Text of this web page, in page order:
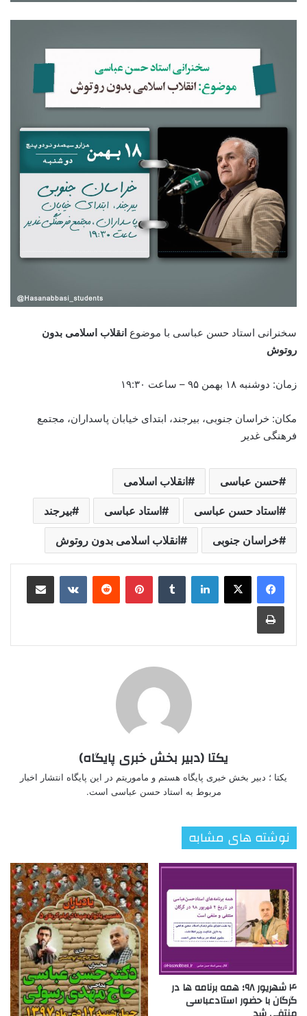
سخنرانی استاد حسن عباسی با موضوع انقلاب اسلامی بدون
روتوش
زمان: دوشنبه ۱۸ بهمن ۹۵ – ساعت ۱۹:۳۰
مکان: خراسان جنوبی، بیرجند، ابتدای خیابان پاسداران، مجتمع
فرهنگی غدیر
حسن عباسی انقلاب اسلامی
استاد حسن عباسی استاد عباسی بیرجند
خراسان جنوبی انقلاب اسلامی بدون روتوش
لینکدین ‫تامبلر ‫پین‌ترست‫رددیت ‫VKontakteاشتراک گذاری از طریق ایمیل
چاپ
یکتا (دبیر بخش خبری پایگاه)
یکتا ؛ دبیر بخش خبری پایگاه هستم و ماموریتم در این پایگاه انتشار اخبار
مربوط به استاد حسن عباسی است.
نوشته های مشابه
۴ شهریور ۹۸؛ همه برنامه ها در
گرگان با حضور استادعباسی